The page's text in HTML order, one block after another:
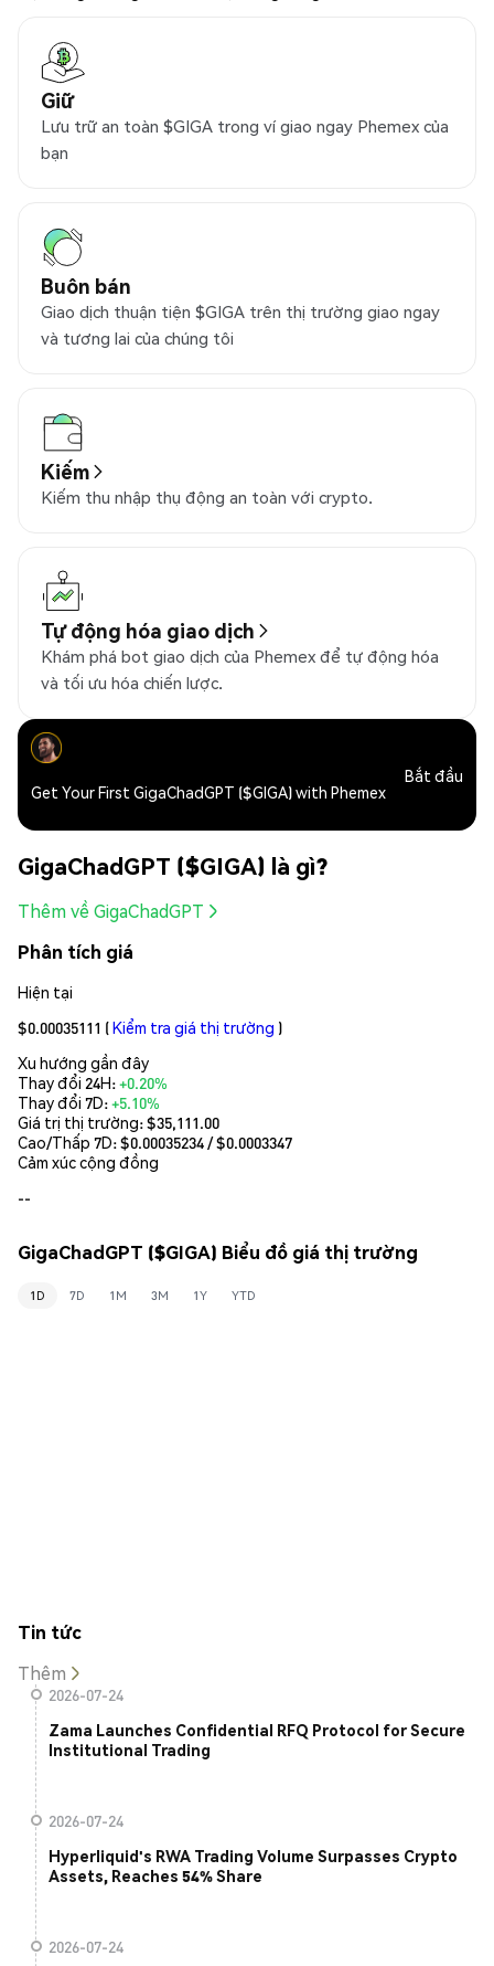
Giữ
Lưu trữ an toàn $GIGA trong ví giao ngay Phemex của
bạn
Buôn bán
Giao dịch thuận tiện $GIGA trên thị trường giao ngay
và tương lai của chúng tôi
Kiếm
Kiếm thu nhập thụ động an toàn với crypto.
Tự động hóa giao dịch
Khám phá bot giao dịch của Phemex để tự động hóa
và tối ưu hóa chiến lược.
Get Your First GigaChadGPT ($GIGA) with Phemex
Bắt đầu
GigaChadGPT ($GIGA) là gì?
Thêm về GigaChadGPT
Phân tích giá
Hiện tại
$0.00035111 (Kiểm tra giá thị trường )
Xu hướng gần đây
Thay đổi 24H:+0.20%
Thay đổi 7D:+5.10%
Giá trị thị trường:$35,111.00
Cao/Thấp 7D: $0.00035234/ $0.0003347
Cảm xúc cộng đồng
--
GigaChadGPT ($GIGA) Biểu đồ giá thị trường
1D 7D 1M 3M 1Y YTD
Tin tức
Thêm
2026-07-24
Zama Launches Confidential RFQ Protocol for Secure
Institutional Trading
2026-07-24
Hyperliquid's RWA Trading Volume Surpasses Crypto
Assets, Reaches 54% Share
2026-07-24